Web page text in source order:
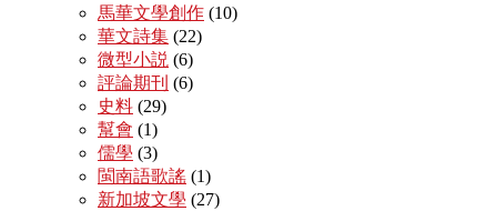
馬華文學創作 (10)
華文詩集 (22)
微型小説 (6)
評論期刊 (6)
史料 (29)
幫會 (1)
儒學 (3)
閩南語歌謠 (1)
新加坡文學 (27)